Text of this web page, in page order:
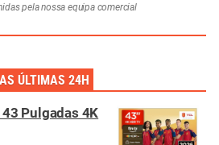
pela nossa equipa comercial
ÚLTIMAS 24H
Pulgadas 4K